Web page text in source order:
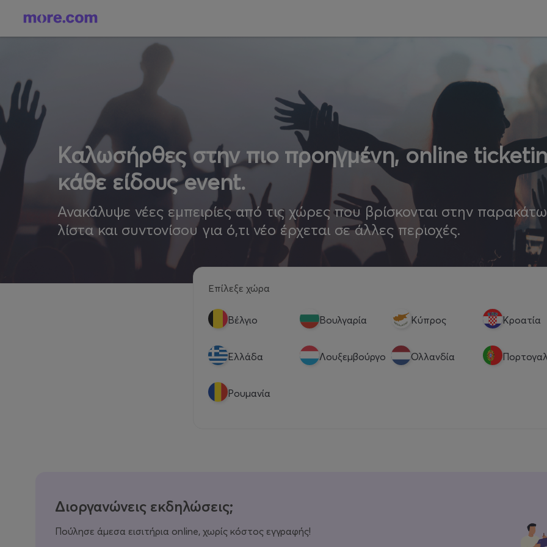
Καλωσήρθες στην πιο προηγμένη, online
κάθε είδους event.
Ανακάλυψε νέες εμπειρίες από τις χώρες που βρίσκονται στην παρακάτω
λίστα και συντονίσου για ό,τι νέο έρχεται σε άλλες περιοχές.
Επίλεξε χώρα
Βέλγιο Βουλγαρία Κύπρος Κροατία
Eλλάδα Λουξεμβούργο Ολλανδία
Ρουμανία
Διοργανώνεις εκδηλώσεις;
Πούλησε άμεσα εισιτήρια online, χωρίς κόστος εγγραφής!